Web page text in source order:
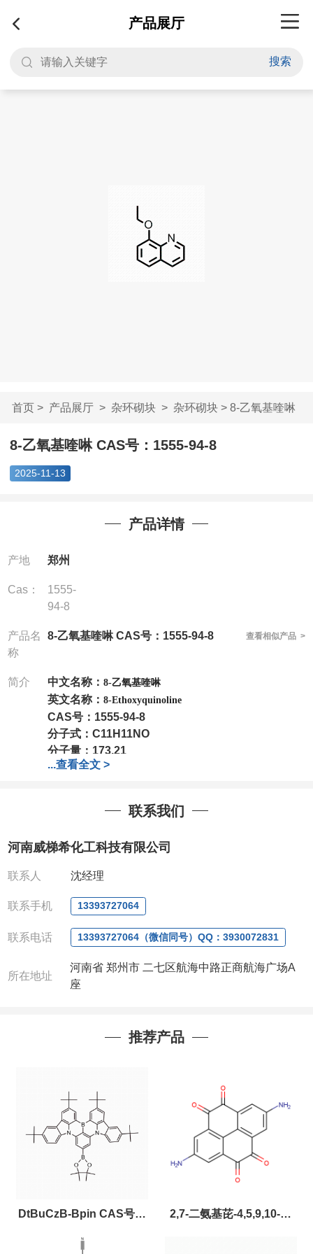
产品展厅
搜索
首页> 产品展厅> 杂环砌块> 杂环砌块> 8-乙氧基喹啉
CAS号：1555-9...
8-乙氧基喹啉 CAS号：1555-94-8
2025-11-13
产品详情
产地 郑州
Cas：
1555-
94-8
产品名
称
8-乙氧基喹啉 CAS号：1555-94-8 查看相似产品 >
简介 中文名称： 8-乙氧基喹啉
英文名称： 8-Ethoxyquinoline
CAS号： 1555-94-8
分子式： C11H11NO
分子量： 173.21
包装：1Mg ; 5Mg;10Mg ;100Mg;250Mg ;500Mg
我司对高校及科研单位先发货和
作中有用到的试剂,欢迎前来询购
电话:0371-63377391/13393727064
QQ:3930072831
:13393727064
联系人: 沈晓东(欢迎致电
...查看全文 >
联系我们
河南威梯希化工科技有限公司
联系人 沈经理
联系手机 13393727064
联系电话 13393727064（微信同号）QQ：3930072831
所在地址
河南省 郑州市 二七区航海中路正商航海广场A
座
推荐产品
DtBuCzB-Bpin CAS号：
2643331-97-7
2,7-二氨基芘-4,5,9,10-四